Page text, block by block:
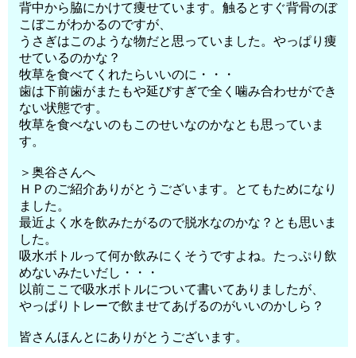
背中から脇にかけて痩せています。触るとすぐ背骨のぼ
こぼこがわかるのですが、
うさぎはこのような物だと思っていました。やっぱり痩
せているのかな？
牧草を食べてくれたらいいのに・・・
歯は下前歯がまたもや延びすぎで全く噛み合わせができ
ない状態です。
牧草を食べないのもこのせいなのかなとも思っていま
す。
＞奥谷さんへ
ＨＰのご紹介ありがとうございます。とてもためになり
ました。
最近よく水を飲みたがるので脱水なのかな？とも思いま
した。
吸水ボトルって何か飲みにくそうですよね。たっぷり飲
めないみたいだし・・・
以前ここで吸水ボトルについて書いてありましたが、
やっぱりトレーで飲ませてあげるのがいいのかしら？
皆さんほんとにありがとうございます。